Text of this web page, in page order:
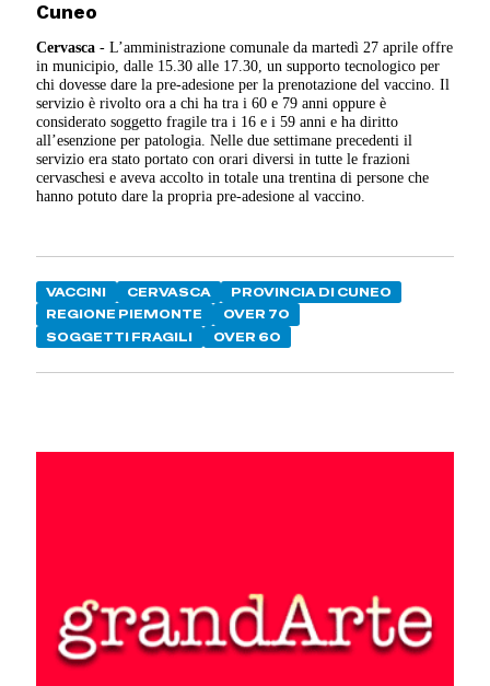
Cuneo
Cervasca - L’amministrazione comunale da martedì 27 aprile offre
in municipio, dalle 15.30 alle 17.30, un supporto tecnologico per
chi dovesse dare la pre-adesione per la prenotazione del vaccino. Il
servizio è rivolto ora a chi ha tra i 60 e 79 anni oppure è
considerato soggetto fragile tra i 16 e i 59 anni e ha diritto
all’esenzione per patologia. Nelle due settimane precedenti il
servizio era stato portato con orari diversi in tutte le frazioni
cervaschesi e aveva accolto in totale una trentina di persone che
hanno potuto dare la propria pre-adesione al vaccino.
VACCINI CERVASCA
PROVINCIA DI CUNEO
REGIONE PIEMONTE
OVER 70
SOGGETTI FRAGILI
OVER 60